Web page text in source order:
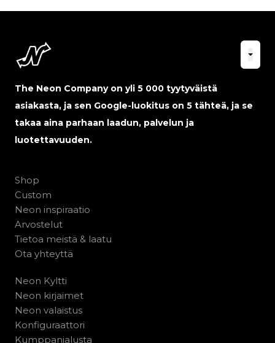
The Neon Company on yli 5 000 tyytyväistä
asiakasta, ja sen Google-luokitus on 5 tähteä, ja se
takaa aina parhaan laadun, palvelun ja
luotettavuuden.
Shop
Custom
Neon inspiraatio
Arvostelut
Tietoa meistä & laatu
Ota yhteyttä
Neon Kyltti
Neon kirjaimet
Neon valaistus
Konfiguraattori
Kumppanialusta